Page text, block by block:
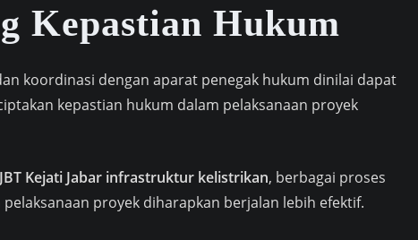
Kepastian Hukum
koordinasi dengan aparat penegak hukum dinilai dapat
kepastian hukum dalam pelaksanaan proyek
Kejati Jabar infrastruktur kelistrikan, berbagai proses
proyek diharapkan berjalan lebih efektif.